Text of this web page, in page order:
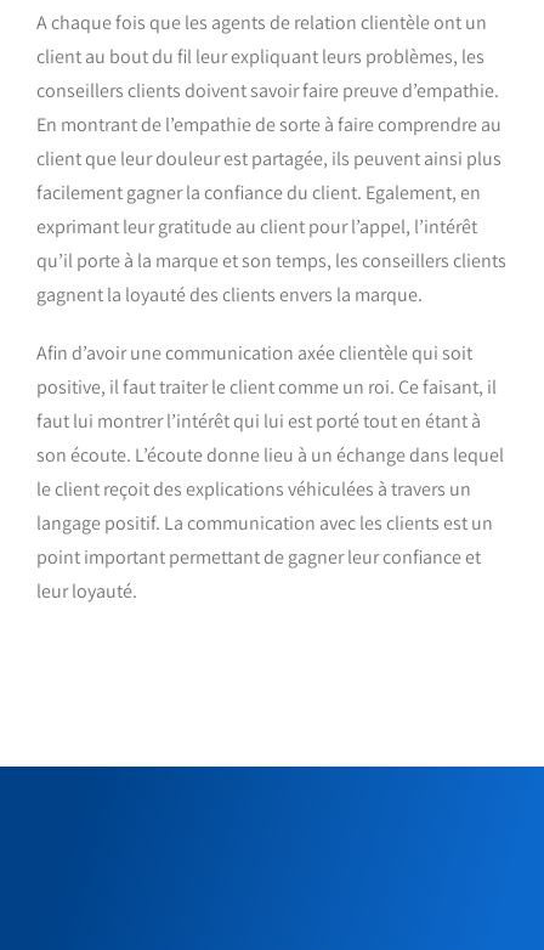
A chaque fois que les agents de relation clientèle ont un
client au bout du fil leur expliquant leurs problèmes, les
conseillers clients doivent savoir faire preuve d’empathie.
En montrant de l’empathie de sorte à faire comprendre au
client que leur douleur est partagée, ils peuvent ainsi plus
facilement gagner la confiance du client. Egalement, en
exprimant leur gratitude au client pour l’appel, l’intérêt
qu’il porte à la marque et son temps, les conseillers clients
gagnent la loyauté des clients envers la marque.
Afin d’avoir une communication axée clientèle qui soit
positive, il faut traiter le client comme un roi. Ce faisant, il
faut lui montrer l’intérêt qui lui est porté tout en étant à
son écoute. L’écoute donne lieu à un échange dans lequel
le client reçoit des explications véhiculées à travers un
langage positif. La communication avec les clients est un
point important permettant de gagner leur confiance et
leur loyauté.